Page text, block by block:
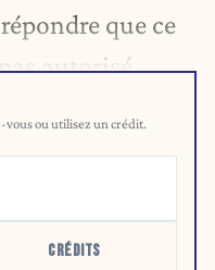
que ce
autorisé.
ou utilisez un crédit.
CRÉDITS